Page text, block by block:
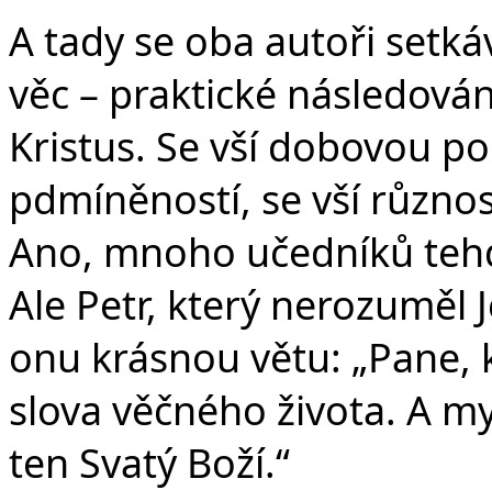
A tady se oba autoři
věc – praktické
Kristus. Se vší dobovou
pdmíněností, se vší
Ano, mnoho učedníků
Ale Petr, který nerozuměl
onu krásnou větu: „Pane,
slova věčného života. A
ten Svatý Boží.“